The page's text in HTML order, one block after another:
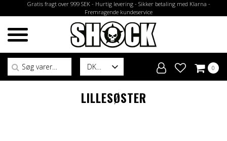
Gratis fragt over 999 SEK - Hurtig levering - Sikker betaling med Klarna -
Fremragende kundeservice
DK
Søg efter:
0
LILLESØSTER